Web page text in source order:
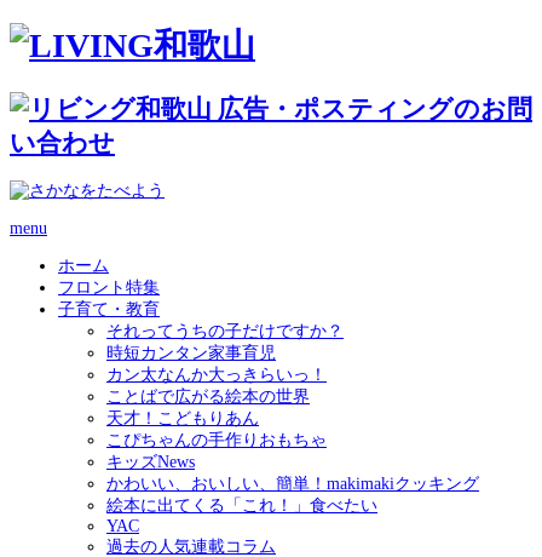
menu
ホーム
フロント特集
子育て・教育
それってうちの子だけですか？
時短カンタン家事育児
カン太なんか大っきらいっ！
ことばで広がる絵本の世界
天才！こどもりあん
こぴちゃんの手作りおもちゃ
キッズNews
かわいい、おいしい、簡単！makimakiクッキング
絵本に出てくる「これ！」食べたい
YAC
過去の人気連載コラム